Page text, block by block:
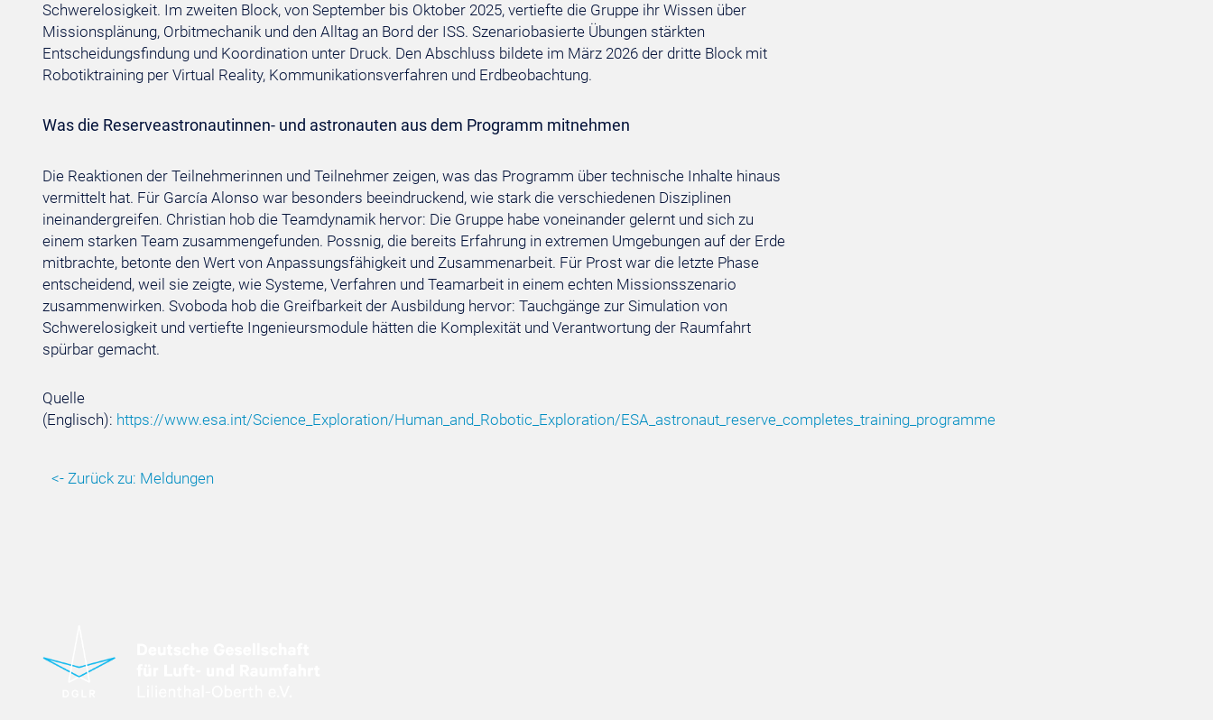
Schwerelosigkeit. Im zweiten Block, von September bis Oktober 2025, vertiefte die Gruppe ihr Wissen über
Missionsplänung, Orbitmechanik und den Alltag an Bord der ISS. Szenariobasierte Übungen stärkten
Entscheidungsfindung und Koordination unter Druck. Den Abschluss bildete im März 2026 der dritte Block mit
Robotiktraining per Virtual Reality, Kommunikationsverfahren und Erdbeobachtung.
Was die Reserveastronautinnen- und astronauten aus dem Programm mitnehmen
Die Reaktionen der Teilnehmerinnen und Teilnehmer zeigen, was das Programm über technische Inhalte hinaus
vermittelt hat. Für García Alonso war besonders beeindruckend, wie stark die verschiedenen Disziplinen
ineinandergreifen. Christian hob die Teamdynamik hervor: Die Gruppe habe voneinander gelernt und sich zu
einem starken Team zusammengefunden. Possnig, die bereits Erfahrung in extremen Umgebungen auf der Erde
mitbrachte, betonte den Wert von Anpassungsfähigkeit und Zusammenarbeit. Für Prost war die letzte Phase
entscheidend, weil sie zeigte, wie Systeme, Verfahren und Teamarbeit in einem echten Missionsszenario
zusammenwirken. Svoboda hob die Greifbarkeit der Ausbildung hervor: Tauchgänge zur Simulation von
Schwerelosigkeit und vertiefte Ingenieursmodule hätten die Komplexität und Verantwortung der Raumfahrt
spürbar gemacht.
Quelle
(Englisch): https://www.esa.int/Science_Exploration/Human_and_Robotic_Exploration/ESA_astronaut_reserve_completes_training_programme
<- Zurück zu: Meldungen